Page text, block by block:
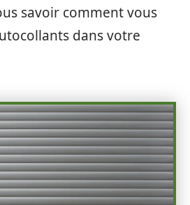
savoir comment vous
dans votre